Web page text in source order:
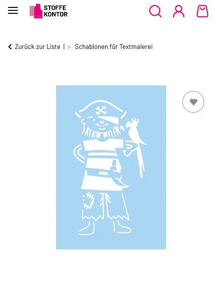
Zurück zur Liste Schablonen für Textmalerei